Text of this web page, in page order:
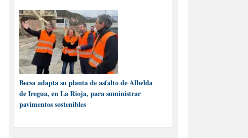
Becsa adapta su planta de asfalto de Albelda
de Iregua, en La Rioja, para suministrar
pavimentos sostenibles